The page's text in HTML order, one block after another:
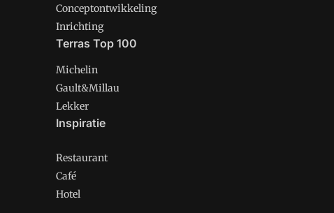
Conceptontwikkeling
Inrichting
Terras Top 100
Michelin
Gault&Millau
Lekker
Inspiratie
Restaurant
Café
Hotel